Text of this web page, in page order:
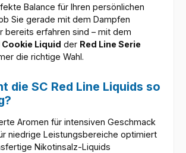
Balance für Ihren persönlichen
Sie gerade mit dem Dampfen
bereits erfahren sind – mit dem
Cookie Liquid der Red Line Serie
die richtige Wahl.
die SC Red Line Liquids so
Aromen für intensiven Geschmack
niedrige Leistungsbereiche optimiert
Nikotinsalz-Liquids